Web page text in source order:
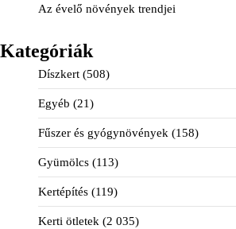
Az évelő növények trendjei
Kategóriák
Díszkert (508)
Egyéb (21)
Fűszer és gyógynövények (158)
Gyümölcs (113)
Kertépítés (119)
Kerti ötletek (2 035)